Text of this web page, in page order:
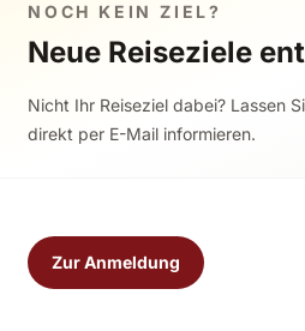
NOCH KEIN ZIEL?
Neue Reiseziele
Nicht Ihr Reiseziel dabei? Lassen
direkt per E-Mail informieren.
Zur Anmeldung